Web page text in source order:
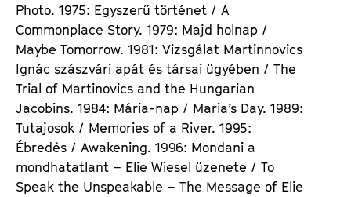
Photo. 1975: Egyszerű történet / A
Commonplace Story. 1979: Majd holnap /
Maybe Tomorrow. 1981: Vizsgálat Martinnovics
Ignác szászvári apát és társai ügyében / The
Trial of Martinovics and the Hungarian
Jacobins. 1984: Mária-nap / Maria’s Day. 1989:
Tutajosok / Memories of a River. 1995:
Ébredés / Awakening. 1996: Mondani a
mondhatatlant – Elie Wiesel üzenete / To
Speak the Unspeakable – The Message of Elie